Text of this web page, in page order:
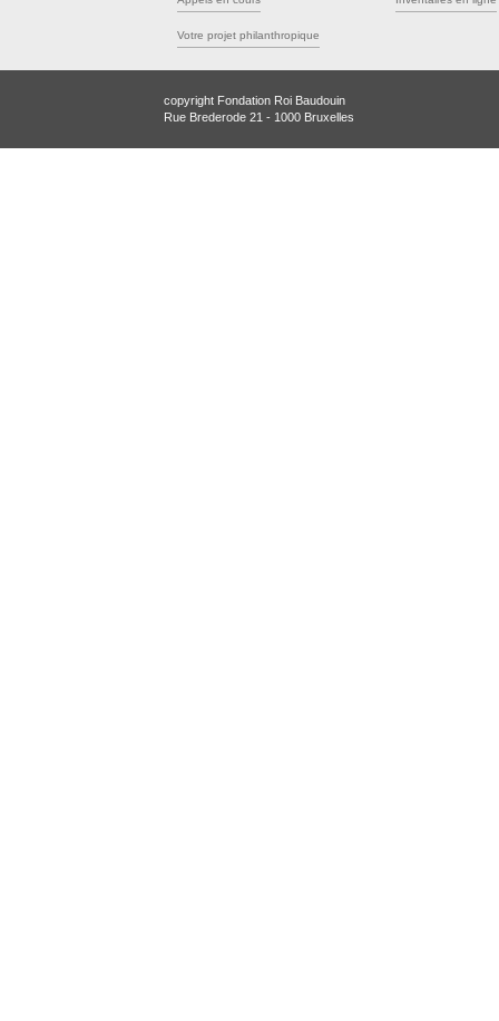
Votre projet philanthropique
copyright Fondation Roi Baudouin
Rue Brederode 21 - 1000 Bruxelles